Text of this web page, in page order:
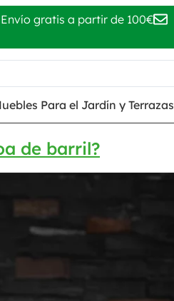
Envío gratis a partir de 100€
Para el Jardín y Terrazas
de barril?